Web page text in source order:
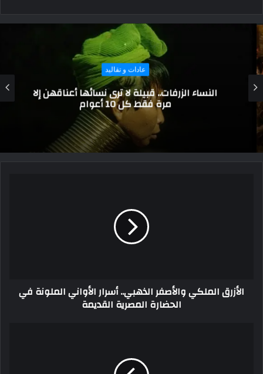
عادات و تقاليد
النساء الزرفات.. قبيلة لا ترى نسائها أعناقهن إلا
مرة فقط كل 10 أعوام
الأزرق الملكي والأصفر الذهبي.. أسرار الأواني الملونة في
الحضارة المصرية القديمة